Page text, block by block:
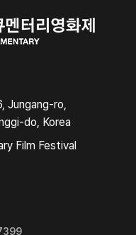
Jungang-ro,
do, Korea
Film Festival